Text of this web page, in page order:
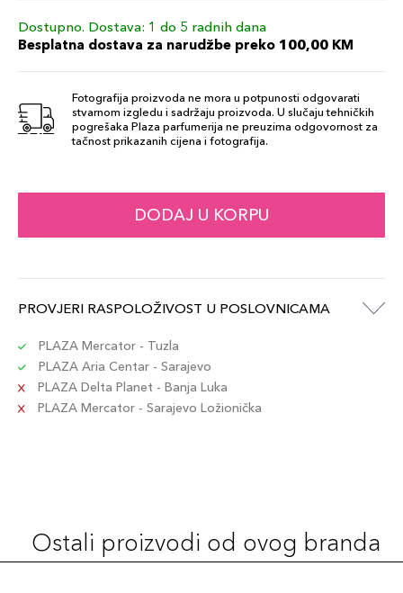
Dostupno. Dostava: 1 do 5 radnih dana
Besplatna dostava za narudžbe preko 100,00 KM
Fotografija proizvoda ne mora u potpunosti odgovarati
stvarnom izgledu i sadržaju proizvoda. U slučaju tehničkih
pogrešaka Plaza parfumerija ne preuzima odgovornost za
tačnost prikazanih cijena i fotografija.
DODAJ U KORPU
PROVJERI RASPOLOŽIVOST U POSLOVNICAMA
PLAZA Mercator - Tuzla
PLAZA Aria Centar - Sarajevo
PLAZA Delta Planet - Banja Luka
PLAZA Mercator - Sarajevo Ložionička
Ostali proizvodi od ovog branda